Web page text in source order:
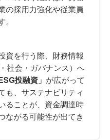
の採用力強化や従業員
資を行う際、財務情報
社会・ガバナンス）へ
投融資」 が広がって
も、サステナビリティ
ることが、資金調達時
ながる可能性が出てき